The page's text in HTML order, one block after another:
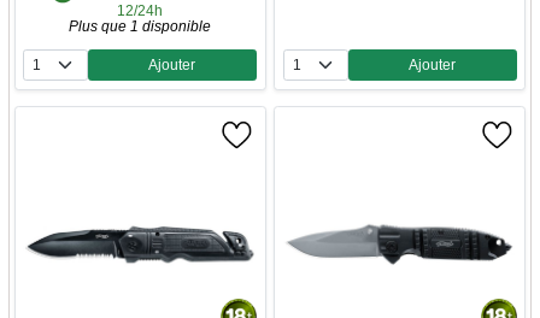
12/24h
Plus que 1 disponible
Quantité
Ajouter
Quantité
Ajouter